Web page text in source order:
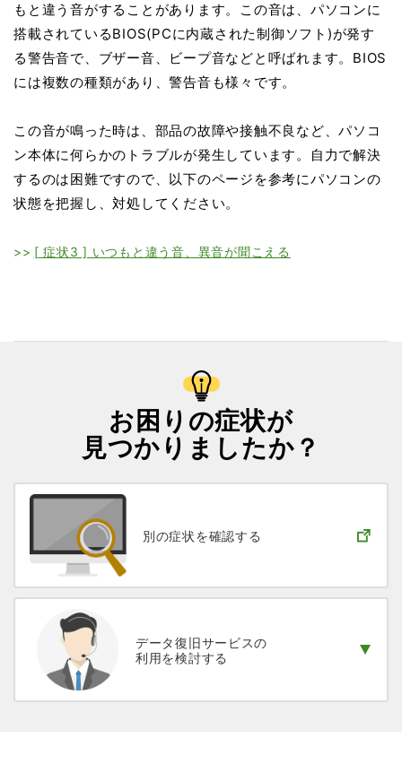
もと違う音がすることがあります。この音は、パソコンに
搭載されているBIOS(PCに内蔵された制御ソフト)が発す
る警告音で、ブザー音、ビープ音などと呼ばれます。BIOS
には複数の種類があり、警告音も様々です。
この音が鳴った時は、部品の故障や接触不良など、パソコ
ン本体に何らかのトラブルが発生しています。自力で解決
するのは困難ですので、以下のページを参考にパソコンの
状態を把握し、対処してください。
[ 症状3 ] いつもと違う音、異音が聞こえる
お困りの症状が
見つかりましたか？
別の症状を確認する
データ復旧サービスの
利用を検討する